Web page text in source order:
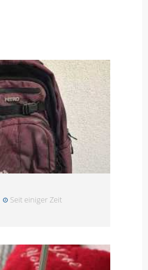
Seit einiger Zeit